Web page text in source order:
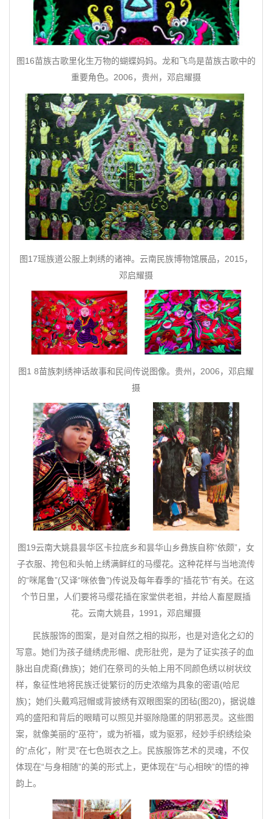
图16苗族古歌里化生万物的蝴蝶妈妈。龙和飞鸟是苗族古歌中的
重要角色。2006，贵州，邓启耀摄
图17瑶族道公服上刺绣的诸神。云南民族博物馆展品，2015，
邓启耀摄
图1 8苗族刺绣神话故事和民间传说图像。贵州，2006，邓启耀
摄
图19云南大姚县昙华区卡拉底乡和昙华山乡彝族自称“依颇”，女
子衣服、挎包和头帕上绣满鲜红的马缨花。这种花样与当地流传
的“咪尾鲁”(又译“咪依鲁”)传说及每年春季的“插花节”有关。在这
个节日里，人们要将马缨花插在家堂供老祖，并给人畜屋厩插
花。云南大姚县，1991，邓启耀摄
民族服饰的图案，是对自然之相的拟形，也是对造化之幻的
写意。她们为孩子缝绣虎形帽、虎形肚兜，是为了证实孩子的血
脉出自虎裔(彝族)；她们在祭司的头帕上用不同颜色绣以树状纹
样，象征性地将民族迁徙繁衍的历史浓缩为具象的密语(哈尼
族)；她们头戴鸡冠帽或背披绣有双眼图案的团毡(图20)，据说雄
鸡的盛阳和背后的眼睛可以照见并驱除隐匿的阴邪恶灵。这些图
案，就像美丽的“巫符”，或为祈福，或为驱邪，经妙手织绣绘染
的“点化”，附“灵”在七色斑衣之上。民族服饰艺术的灵魂，不仅
体现在“与身相随”的美的形式上，更体现在“与心相映”的悟的神
韵上。